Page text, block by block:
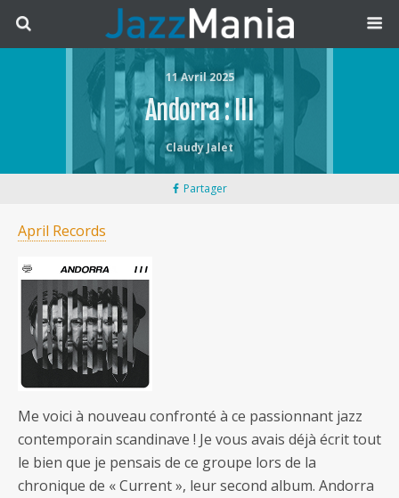
11 Avril 2025
Andorra : III
Claudy Jalet
Partager
April Records
Me voici à nouveau confronté à ce passionnant jazz
contemporain scandinave ! Je vous avais déjà écrit tout
le bien que je pensais de ce groupe lors de la
chronique de « Current », leur second album. Andorra